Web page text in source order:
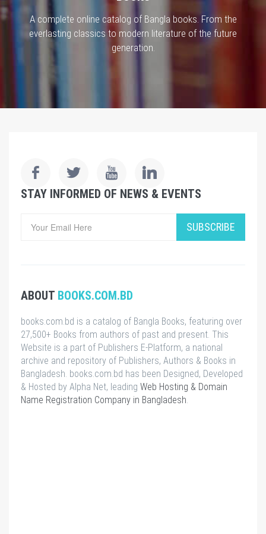
A complete online catalog of Bangla books. From the
everlasting classics to modern literature of the future
generation.
STAY INFORMED OF NEWS & EVENTS
SUBSCRIBE
ABOUT BOOKS.COM.BD
books.com.bd is a catalog of Bangla Books, featuring over
27,500+ Books from authors of past and present. This
Website is a part of Publishers E-Platform, a national
archive and repository of Publishers, Authors & Books in
Bangladesh. books.com.bd has been Designed, Developed
& Hosted by Alpha Net, leading Web Hosting & Domain
Name Registration Company in Bangladesh.